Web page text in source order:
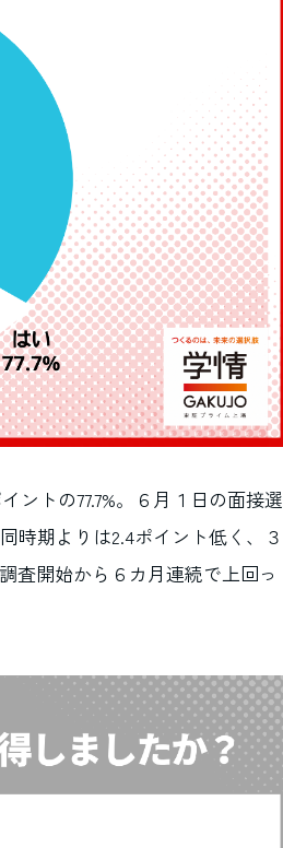
ントの77.7%。６月１日の面接選
時期よりは2.4ポイント低く、３
査開始から６カ月連続で上回っ